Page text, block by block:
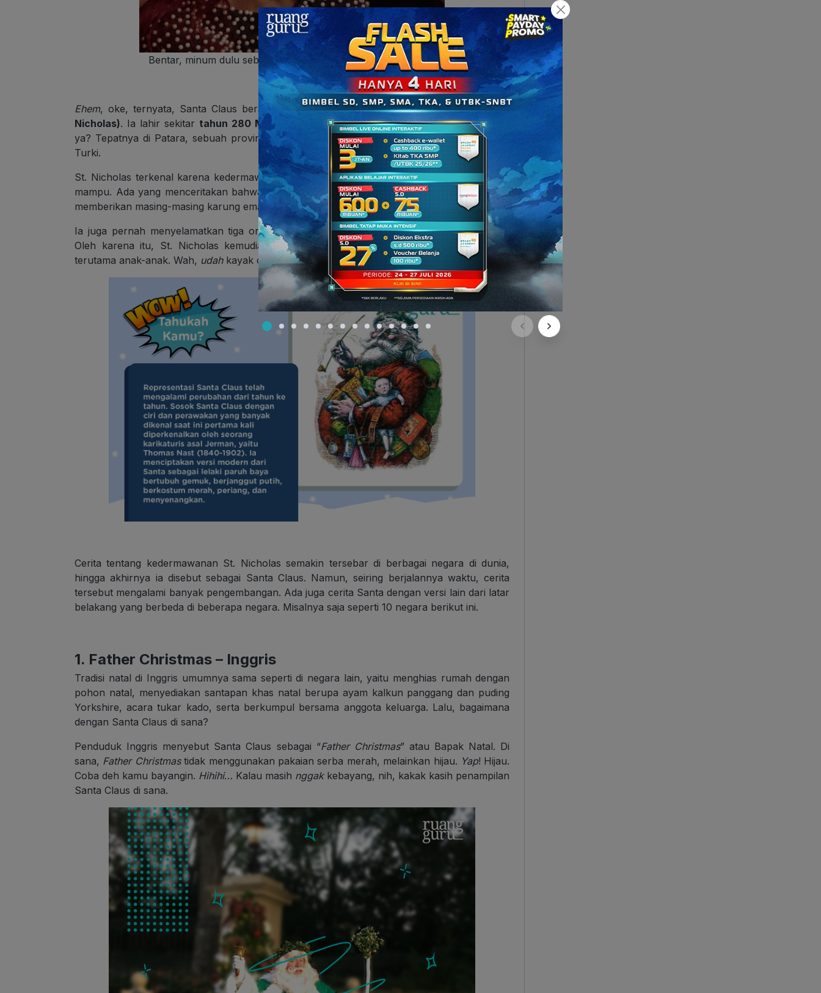
Bentar, minum dulu sebelum mulai cerita (sumber: giphy.com)
Ehem, oke, ternyata, Santa Claus berasal dari tokoh nyata bernamaSanto Nicholas (St.
Nicholas). Ia lahir sekitar tahun 280 M atau 1738 tahun yang lalu. Wah, lama banget tuh
ya? Tepatnya di Patara, sebuah provinsi di Anatolia. Kalau sekarang sih letaknya itu ada di
Turki.
St. Nicholas terkenal karena kedermawanannya yang suka membantu orang-orang kurang
mampu. Ada yang menceritakan bahwa ia pernah menolong tiga gadis muda miskin dengan
memberikan masing-masing karung emas agar mereka tidak terjerumus ke dunia prostitusi.
Ia juga pernah menyelamatkan tiga orang tentara yang tidak bersalah dari hukuman mati.
Oleh karena itu, St. Nicholas kemudian dianggap sebagai pelindung bagi banyak orang,
terutama anak-anak. Wah, udahkayak cerita Robin Hoodaja, ya.
Cerita tentang kedermawanan St. Nicholas semakin tersebar di berbagai negara di dunia,
hingga akhirnya ia disebut sebagai Santa Claus. Namun, seiring berjalannya waktu, cerita
tersebut mengalami banyak pengembangan. Ada juga cerita Santa dengan versi lain dari latar
belakang yang berbeda di beberapa negara. Misalnya saja seperti 10 negara berikut ini.
1. Father Christmas – Inggris
Tradisi natal di Inggris umumnya sama seperti di negara lain, yaitu menghias rumah dengan
pohon natal, menyediakan santapan khas natal berupa ayam kalkun panggang dan puding
Yorkshire, acara tukar kado, serta berkumpul bersama anggota keluarga. Lalu, bagaimana
dengan Santa Claus di sana?
Penduduk Inggris menyebut Santa Claus sebagai “Father Christmas” atau Bapak Natal. Di
sana, Father Christmastidak menggunakan pakaian serba merah, melainkan hijau. Yap! Hijau.
Coba deh kamu bayangin. Hihihi… Kalau masih nggakkebayang, nih, kakak kasih penampilan
Santa Claus di sana.